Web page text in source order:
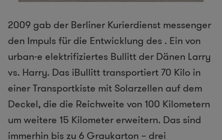
2009 gab der Berliner Kurierdienst messenger
den Impuls für die Entwicklung des . Ein von
urban-e elektrifiziertes Bullitt der Dänen Larry
vs. Harry. Das iBullitt transportiert 70 Kilo in
einer Transportkiste mit Solarzellen auf dem
Deckel, die die Reichweite von 100 Kilometern
um weitere 15 Kilometer erweitern. Das sind
immerhin bis zu 6 Graukarton – drei